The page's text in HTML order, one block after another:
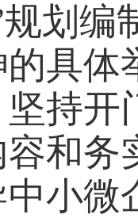
划编
具体
持开
和务
小微